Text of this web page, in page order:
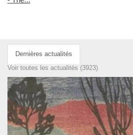
Dernières actualités
Voir toutes les actualités (3923)